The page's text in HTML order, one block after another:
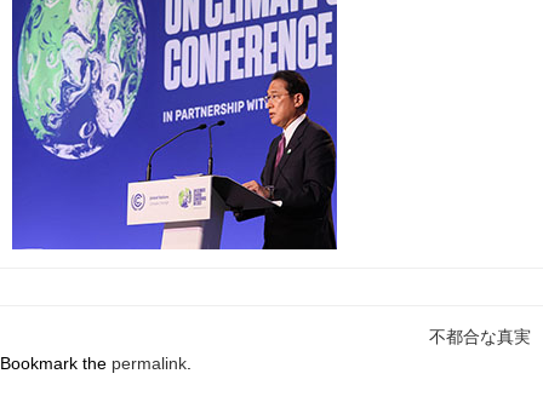
不都合な真実
Bookmark the permalink